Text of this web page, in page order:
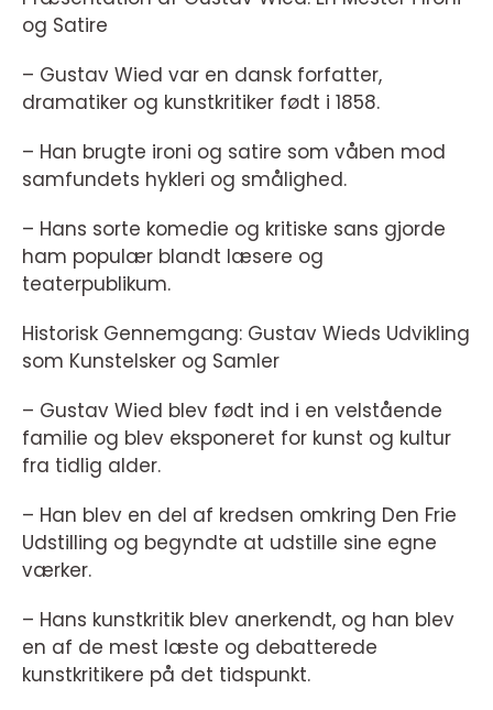
og Satire
– Gustav Wied var en dansk forfatter,
dramatiker og kunstkritiker født i 1858.
– Han brugte ironi og satire som våben mod
samfundets hykleri og smålighed.
– Hans sorte komedie og kritiske sans gjorde
ham populær blandt læsere og
teaterpublikum.
Historisk Gennemgang: Gustav Wieds Udvikling
som Kunstelsker og Samler
– Gustav Wied blev født ind i en velstående
familie og blev eksponeret for kunst og kultur
fra tidlig alder.
– Han blev en del af kredsen omkring Den Frie
Udstilling og begyndte at udstille sine egne
værker.
– Hans kunstkritik blev anerkendt, og han blev
en af de mest læste og debatterede
kunstkritikere på det tidspunkt.